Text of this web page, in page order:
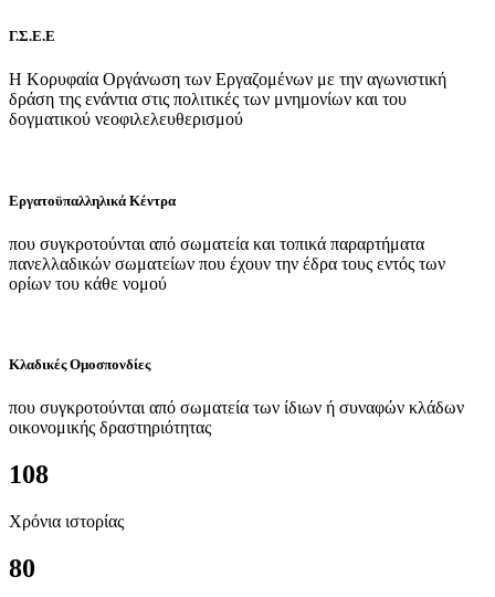
Γ.Σ.Ε.Ε
Η Κορυφαία Οργάνωση των Εργαζομένων με την αγωνιστική
δράση της ενάντια στις πολιτικές των μνημονίων και του
δογματικού νεοφιλελευθερισμού
Εργατοϋπαλληλικά Κέντρα
που συγκροτούνται από σωματεία και τοπικά παραρτήματα
πανελλαδικών σωματείων που έχουν την έδρα τους εντός των
ορίων του κάθε νομού
Κλαδικές Ομοσπονδίες
που συγκροτούνται από σωματεία των ίδιων ή συναφών κλάδων
οικονομικής δραστηριότητας
108
Χρόνια ιστορίας
80